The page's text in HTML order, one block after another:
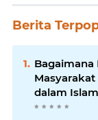
Berita
Bagaimana
Masyarakat
dalam